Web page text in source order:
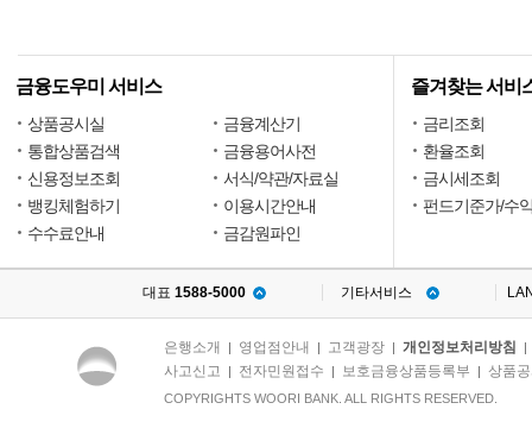
금융도우미 서비스
상품공시실
금융계산기
통합상품검색
금융용어사전
신용정보조회
서식/약관/자료실
뱅킹체험하기
이용시간안내
수수료안내
금감원파인
즐겨찾는 서비
금리조회
환율조회
금시세조회
펀드기준가/수
대표 1588-5000 기타서비스
은행소개 | 영업점안내 | 고객광장| 개인정보처리방침
사고신고 | 전자민원접수 | 보호금융상품등록부 | 상품
COPYRIGHTS WOORI BANK. ALL RIGHTS RESERVED.